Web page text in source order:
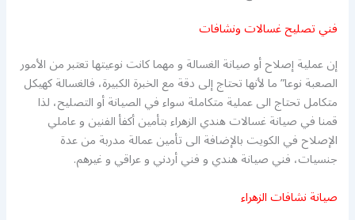
فني تصليح غسالات ونشافات
إن عملية إصلاح أو صيانة الغسالة و مهما كانت نوعيتها تعتبر من الأمور
الصعبة نوعا” ما لأنها تحتاج إلى دقة مع الخبرة الكبيرة، فالغسالة كهيكل
متكامل تحتاج الى عملية متكاملة سواء في الصيانة أو التصليح، لذا
قمنا في صيانة غسالات هندي الزهراء بتأمين أكفأ الفنين و عاملي
الإصلاح في الكويت بالإضافة الى تأمين عمالة مدربة من عدة
جنسيات، فني صيانة هندي و فني أردني و عراقي و غيرهم.
صيانة نشافات الزهراء